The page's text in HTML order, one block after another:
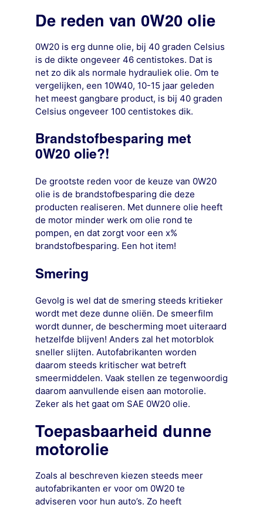
De reden van 0W20 olie
0W20 is erg dunne olie, bij 40 graden Celsius
is de dikte ongeveer 46 centistokes. Dat is
net zo dik als normale hydrauliek olie. Om te
vergelijken, een 10W40, 10-15 jaar geleden
het meest gangbare product, is bij 40 graden
Celsius ongeveer 100 centistokes dik.
Brandstofbesparing met
0W20 olie?!
De grootste reden voor de keuze van 0W20
olie is de brandstofbesparing die deze
producten realiseren. Met dunnere olie heeft
de motor minder werk om olie rond te
pompen, en dat zorgt voor een x%
brandstofbesparing. Een hot item!
Smering
Gevolg is wel dat de smering steeds kritieker
wordt met deze dunne oliën. De smeerfilm
wordt dunner, de bescherming moet uiteraard
hetzelfde blijven! Anders zal het motorblok
sneller slijten. Autofabrikanten worden
daarom steeds kritischer wat betreft
smeermiddelen. Vaak stellen ze tegenwoordig
daarom aanvullende eisen aan motorolie.
Zeker als het gaat om SAE 0W20 olie.
Toepasbaarheid dunne
motorolie
Zoals al beschreven kiezen steeds meer
autofabrikanten er voor om 0W20 te
adviseren voor hun auto’s. Zo heeft